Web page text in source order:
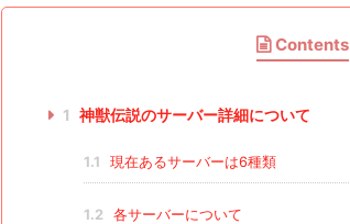
Contents
1 神獣伝説のサーバー詳細について
1.1 現在あるサーバーは6種類
1.2 各サーバーについて